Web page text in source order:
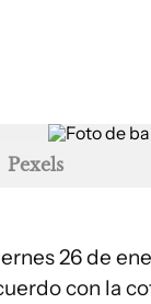
Pexels
26 de
con la